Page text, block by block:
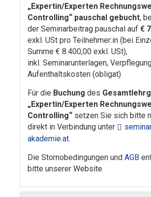
„Expertin/Experten
Controlling“ pauschal gebucht,
der Seminarbeitrag pauschal auf €
exkl. USt pro Teilnehmer:in (bei
Summe € 8.400,00 exkl. USt),
inkl. Seminarunterlagen,
Aufenthaltskosten (obligat)
Für die Buchung des
„Expertin/Experten
Controlling“ setzen Sie sich bitte
direkt in Verbindung unter
akademie.at.
Die Stornobedingungen und AGB
bitte unserer Website